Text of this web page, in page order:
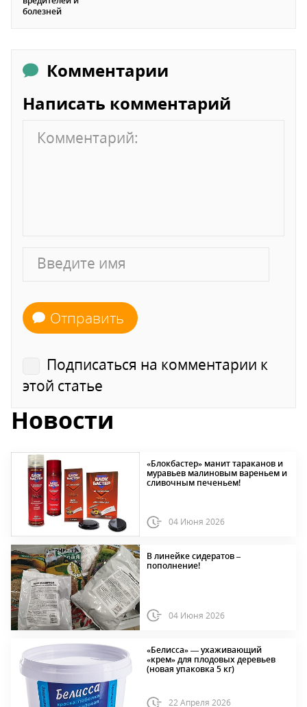
болезней
Комментарии
Написать комментарий
Отправить
Подписаться на комментарии к
этой статье
Новости
«Блокбастер» манит тараканов и
муравьев малиновым вареньем и
сливочным печеньем!
04 Июня 2026
В линейке сидератов –
пополнение!
04 Июня 2026
«Белисса» — ухаживающий
«крем» для плодовых деревьев
(новая упаковка 5 кг)
22 Апреля 2026